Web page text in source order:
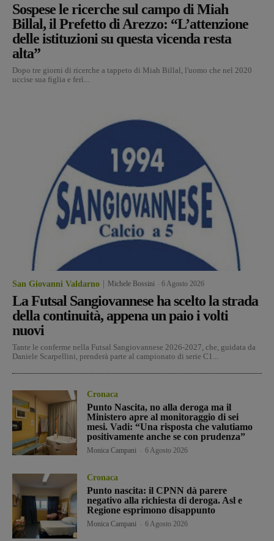
Sospese le ricerche sul campo di Miah
Billal, il Prefetto di Arezzo: “L’attenzione
delle istituzioni su questa vicenda resta
alta”
Dopo tre giorni di ricerche a tappeto di Miah Billal, l'uomo che nel 2020
uccise sua figlia e ferì...
San Giovanni Valdarno Michele Bossini 6 Agosto 2026
La Futsal Sangiovannese ha scelto la strada
della continuità, appena un paio i volti
nuovi
Tante le conferme nella Futsal Sangiovannese 2026-2027, che, guidata da
Daniele Scarpellini, prenderà parte al campionato di serie C1...
Cronaca
Punto Nascita, no alla deroga ma il
Ministero apre al monitoraggio di sei
mesi. Vadi: “Una risposta che valutiamo
positivamente anche se con prudenza”
Monica Campani 6 Agosto 2026
Cronaca
Punto nascita: il CPNN dà parere
negativo alla richiesta di deroga. Asl e
Regione esprimono disappunto
Monica Campani 6 Agosto 2026